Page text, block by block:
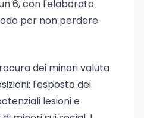
6, con l'elaborato
per non perdere
dei minori valuta
l'esposto dei
lesioni e